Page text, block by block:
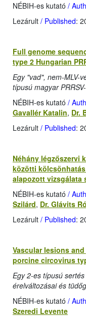
NÉBIH-es kutató /
Lezárult / Published:
Full genome
type 2 Hungarian
Egy "vad", nem-MLV-
típusú magyar
NÉBIH-es kutató /
Gavallér Katalin, Dr.
Lezárult / Published:
Néhány légzőszervi
közötti
alapozott vizsgálata
NÉBIH-es kutató /
Szilárd, Dr. Glávits
Lezárult / Published:
Vascular lesions
porcine circovirus
Egy 2-es típusú
érelváltozásai és
NÉBIH-es kutató /
Szeredi Levente